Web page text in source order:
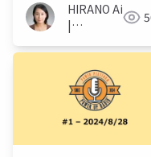
HIRANO Ai
|
MVP 👉 ❤️
SharePoint